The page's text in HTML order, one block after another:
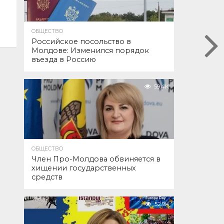
ОБЩЕСТВО
Российское посольство в
Молдове: Изменился порядок
въезда в Россию
59.4K
ОБЩЕСТВО
Член Про-Молдова обвиняется в
хищении государственных
средств
52.9K